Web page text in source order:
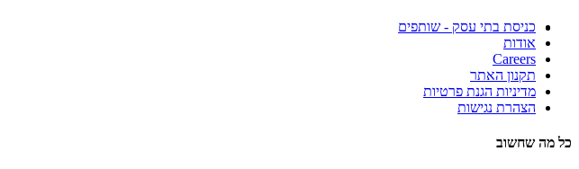
כניסת בתי עסק - שותפים
אודות
Careers
תקנון האתר
מדיניות הגנת פרטיות
הצהרת נגישות
כל מה שחשוב